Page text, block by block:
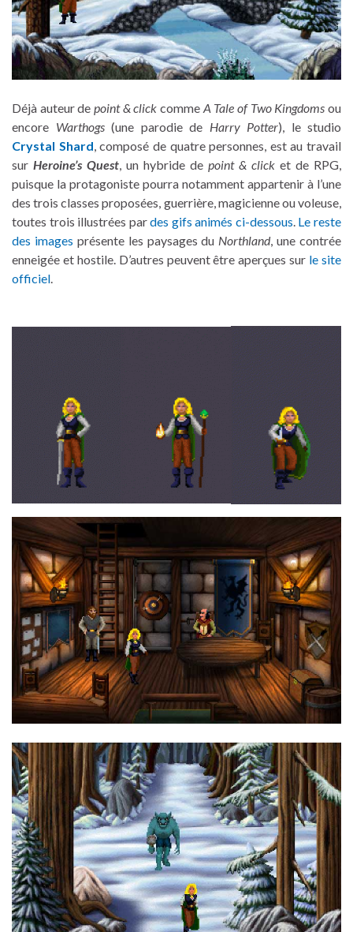
Déjà auteur de point & click comme A Tale of Two Kingdoms ou
encore Warthogs(une parodie de Harry Potter), le studio
Crystal Shard, composé de quatre personnes, est au travail
sur Heroine’s Quest, un hybride de point & click et de RPG,
puisque la protagoniste pourra notamment appartenir à l’une
des trois classes proposées, guerrière, magicienne ou voleuse,
toutes trois illustrées pardes gifs animés ci-dessous. Le reste
des images présente les paysages du Northland, une contrée
enneigée et hostile. D’autres peuvent être aperçues sur le site
officiel.